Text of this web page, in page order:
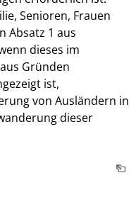
Senioren, Frauen
Absatz 1 aus
dieses im
Gründen
ist,
von Ausländern in
dieser